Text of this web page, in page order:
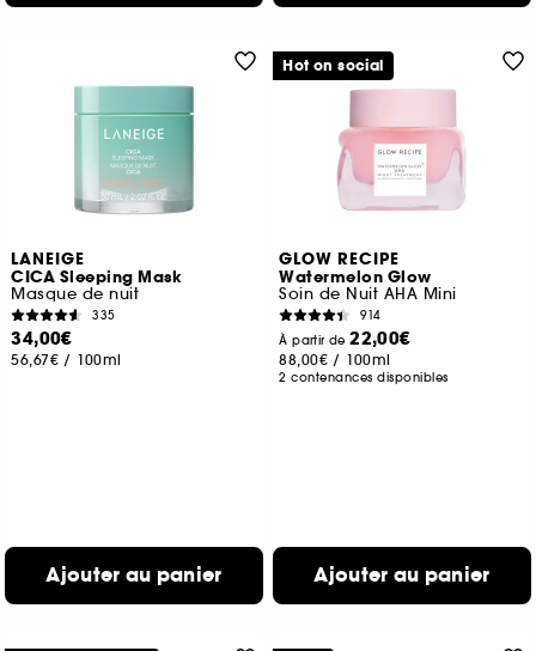
LANEIGE
CICA Sleeping Mask
Masque de nuit
335
34,00€
56,67€ / 100ml
Ajouter au panier
GLOW RECIPE
Watermelon Glow
Soin de Nuit AHA Mini
914
À partir de22,00€
88,00€ / 100ml
2 contenances disponibles
Ajouter au panier
Hot on social